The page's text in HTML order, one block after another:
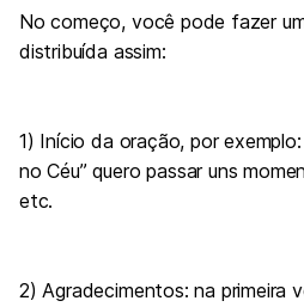
No começo, você pode fazer
distribuída assim:
1) Início da oração, por
no Céu” quero passar uns
etc.
2) Agradecimentos: na primeira